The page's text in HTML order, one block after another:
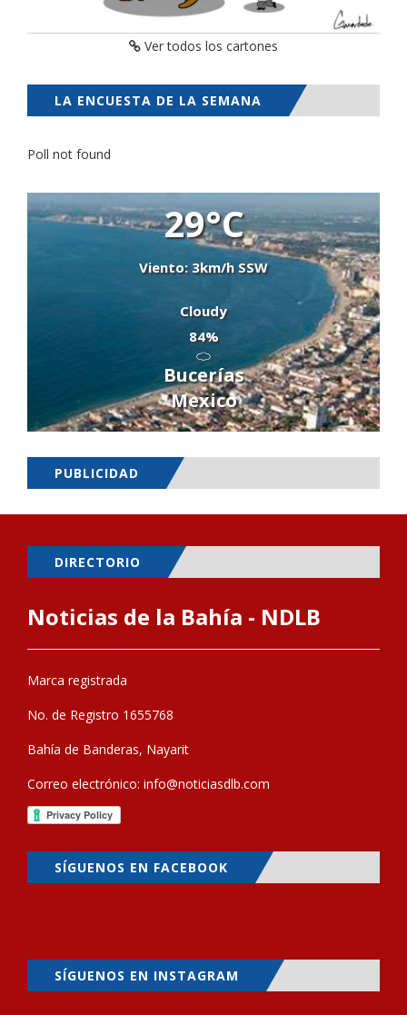
Ver todos los cartones
LA ENCUESTA DE LA SEMANA
Poll not found
29°C
Viento: 3km/h SSW
Cloudy
84%
Bucerías
Mexico
PUBLICIDAD
DIRECTORIO
Noticias de la Bahía - NDLB
Marca registrada
No. de Registro 1655768
Bahía de Banderas, Nayarit
Correo electrónico: info@noticiasdlb.com
SÍGUENOS EN FACEBOOK
SÍGUENOS EN INSTAGRAM